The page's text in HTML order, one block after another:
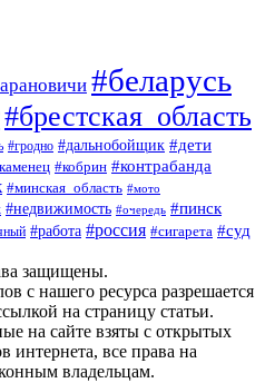
#беларусь
#брестская_область
#гродно #дальнобойщик #дети
#кобрин #контрабанда
#минская_область #мото
#недвижимость #очередь #пинск
#работа #россия #сигарета #суд
защищены.
с нашего ресурса разрешается
на страницу статьи.
на сайте взяты с открытых
интернета, все права на
владельцам.